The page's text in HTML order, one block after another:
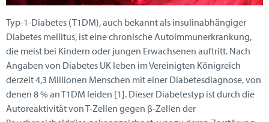
Typ-1-Diabetes (T1DM), auch bekannt als insulinabhängiger
Diabetes mellitus, ist eine chronische Autoimmunerkrankung,
die meist bei Kindern oder jungen Erwachsenen auftritt. Nach
Angaben von Diabetes UK leben im Vereinigten Königreich
derzeit 4,3 Millionen Menschen mit einer Diabetesdiagnose, von
denen 8 % an T1DM leiden [1]. Dieser Diabetestyp ist durch die
Autoreaktivität von T-Zellen gegen β-Zellen der